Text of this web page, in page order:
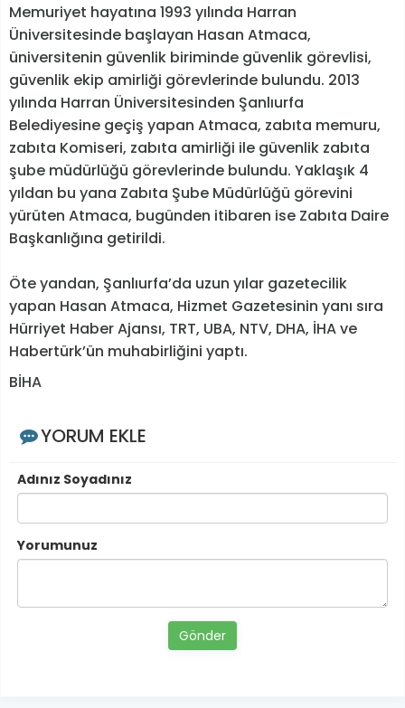
Memuriyet hayatına 1993 yılında Harran
Üniversitesinde başlayan Hasan Atmaca,
üniversitenin güvenlik biriminde güvenlik görevlisi,
güvenlik ekip amirliği görevlerinde bulundu. 2013
yılında Harran Üniversitesinden Şanlıurfa
Belediyesine geçiş yapan Atmaca, zabıta memuru,
zabıta Komiseri, zabıta amirliği ile güvenlik zabıta
şube müdürlüğü görevlerinde bulundu. Yaklaşık 4
yıldan bu yana Zabıta Şube Müdürlüğü görevini
yürüten Atmaca, bugünden itibaren ise Zabıta Daire
Başkanlığına getirildi.
Öte yandan, Şanlıurfa’da uzun yılar gazetecilik
yapan Hasan Atmaca, Hizmet Gazetesinin yanı sıra
Hürriyet Haber Ajansı, TRT, UBA, NTV, DHA, İHA ve
Habertürk’ün muhabirliğini yaptı.
BİHA
YORUM EKLE
Adınız Soyadınız
Yorumunuz
Gönder